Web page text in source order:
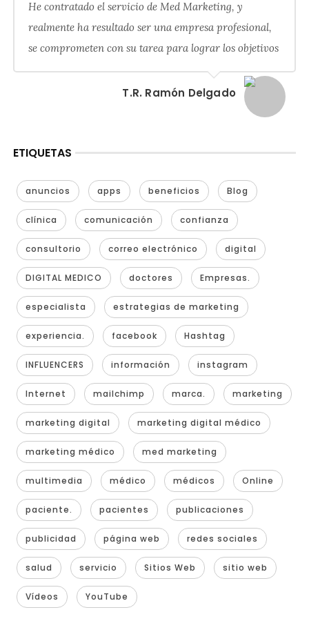
He contratado el servicio de Med Marketing, y
realmente ha resultado ser una empresa profesional,
se comprometen con su tarea para lograr los objetivos
T.R. Ramón Delgado
ETIQUETAS
anuncios apps beneficios Blog
clínica comunicación confianza
consultorio correo electrónico digital
DIGITAL MEDICO doctores Empresas.
especialista estrategias de marketing
experiencia. facebook Hashtag
INFLUENCERS información instagram
Internet mailchimp marca. marketing
marketing digital marketing digital médico
marketing médico med marketing
multimedia médico médicos Online
paciente. pacientes publicaciones
publicidad página web redes sociales
salud servicio Sitios Web sitio web
Vídeos YouTube